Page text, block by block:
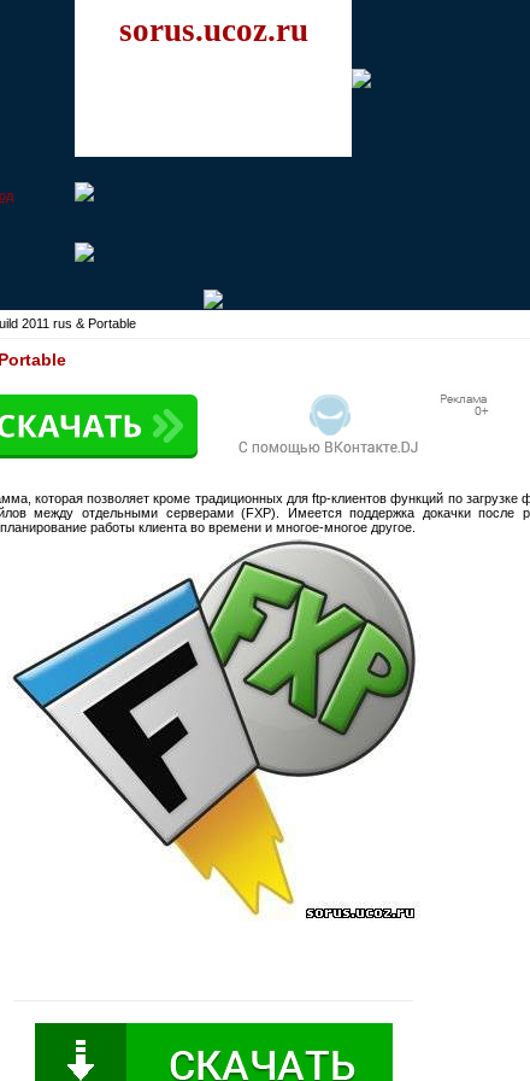
sorus.ucoz.ru
2011 rus & Portable
которая позволяет кроме традиционных для ftp-клиентов функций по
между отдельными серверами (FXP). Имеется поддержка докачки после
работы клиента во времени и многое-многое другое.